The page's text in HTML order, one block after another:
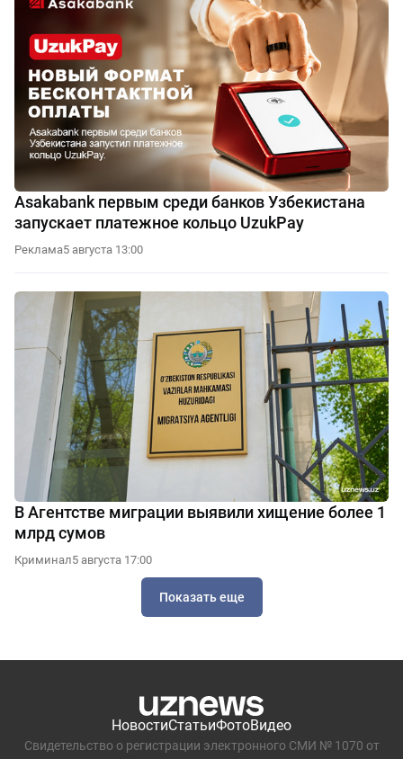
Asakabank первым среди банков Узбекистана
запускает платежное кольцо UzukPay
Реклама5 августа 13:00
В Агентстве миграции выявили хищение более 1
млрд сумов
Криминал5 августа 17:00
Показать еще
НовостиСтатьиФотоВидео
Свидетельство о регистрации электронного СМИ № 1070 от